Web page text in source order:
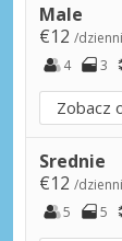
Male
€12 /
4
3
Zobacz
Srednie
€12 /
5
5